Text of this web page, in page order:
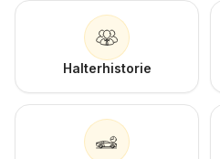
Halterhistorie